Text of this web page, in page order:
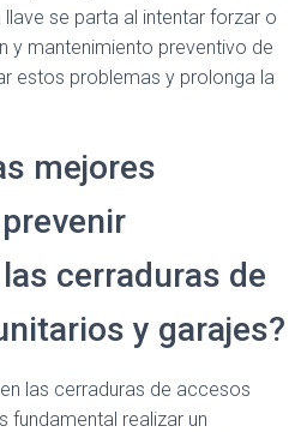
se parta al intentar forzar o
y mantenimiento preventivo de
estos problemas y prolonga la
mejores
cerraduras de
y garajes?
las cerraduras de accesos
fundamental realizar un